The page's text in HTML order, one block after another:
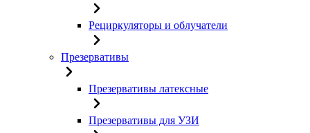
Рециркуляторы и облучатели
Презервативы
Презервативы латексные
Презервативы для УЗИ